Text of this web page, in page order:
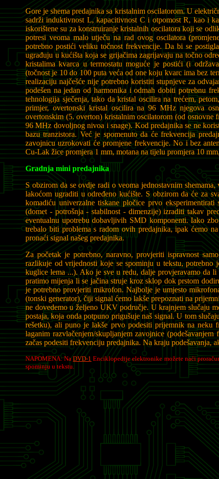
Gore je shema predajnika sa kristalnim oscilatorom. U
sadrži induktivnost L, kapacitivnost C i otpomost R, kao i
iskorištene su za konstruiranje kristalnih oscilatora koji se
potresi veoma malo utječu na rad ovog oscilatora
potrebno postići veliku točnost frekvencije. Da bi se
ugrađuju u kućišta koja se grijačima zagrijavaju na točno
kristalima kvarca u termostatu moguće je postići (i
(točnost je 10 do 100 puta veća od one koju kvarc ima bez
realizaciju najčešće nije potrebno koristiti stupnjeve za
podešen na jedan od harmonika i odmah dobiti potrebnu
tehnologija sječenja, tako da kristal oscilira na trećem,
primjer, overtonski kristal oscilira na 96 MHz njegova
overtonskim (5. overton) kristalnim oscilatorom (od
96 MHz dovoljnog nivoa i snage). Kod predajnika se ne
bazu tranzistora. Već je spomenuto da će frekvencija
zavojnicu uzrokovati će promjene frekvencije. No i bez
Cu-Lak žice promjera 1 mm, motana na tijelu promjera 10
Gradnja mini predajnika
S obzirom da se ovdje radi o veoma jednostavnim
lakoćom ugraditi u određeno kućište. S obzirom da će za
komadiću univerzalne tiskane pločice prvo
(domet - potrošnja - stabilnost - dimenzije) izraditi takav
eventualnu upotrebu dobavljivih SMD komponenti. Iako
trebalo biti problema s radom ovih predajnika, ipak ćemo
pronaći signal našeg predajnika.
Za početak je potrebno, naravno, provjeriti ispravnost
razlikuje od vrijednosti koje se spominju u tekstu,
kuglice lema ...). Ako je sve u redu, dalje provjeravamo da
pratimo mijenja li se jačina struje kroz sklop dok prstom
je potrebno provjeriti mikrofon. Najbolje je umjesto
(tonski generator), čiji signal ćemo lakše prepoznati na
ne dovedemo u željeno UKV područje. U krajnjem slučaju
postaja, koja onda potpuno prigušuje naš signal. U tom
rešetku), ali puno je lakše prvo podesiti prijemnik na neku
laganim razvlačenjem/skupljanjem zavojnice
začas podesiti frekvenciju predajnika. Na kraju
NAPOMENA: NaDVD-1 Enciklopedije elektronike možete naći
spominju u tekstu.